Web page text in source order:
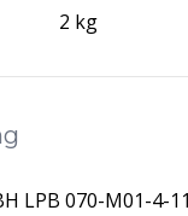
2 kg
LPB 070-M01-4-